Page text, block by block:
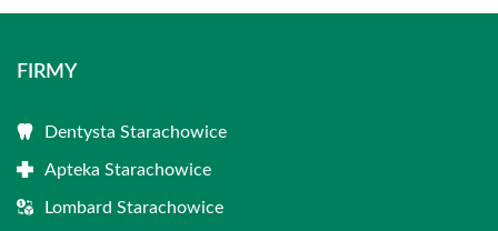
FIRMY
Dentysta Starachowice
Apteka Starachowice
Lombard Starachowice